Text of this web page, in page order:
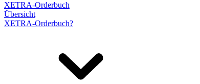
XETRA-Orderbuch
Übersicht
XETRA-Orderbuch?